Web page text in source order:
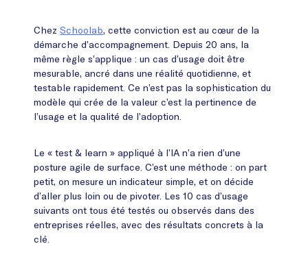
ChezSchoolab, cette conviction est au cœur de la
démarche d’accompagnement. Depuis 20 ans, la
même règle s’applique : un cas d’usage doit être
mesurable, ancré dans une réalité quotidienne, et
testable rapidement. Ce n’est pas la sophistication du
modèle qui crée de la valeur c’est la pertinence de
l’usage et la qualité de l’adoption.
Le « test & learn » appliqué à l’IA n’a rien d’une
posture agile de surface. C’est une méthode : on part
petit, on mesure un indicateur simple, et on décide
d’aller plus loin ou de pivoter. Les 10 cas d’usage
suivants ont tous été testés ou observés dans des
entreprises réelles, avec des résultats concrets à la
clé.